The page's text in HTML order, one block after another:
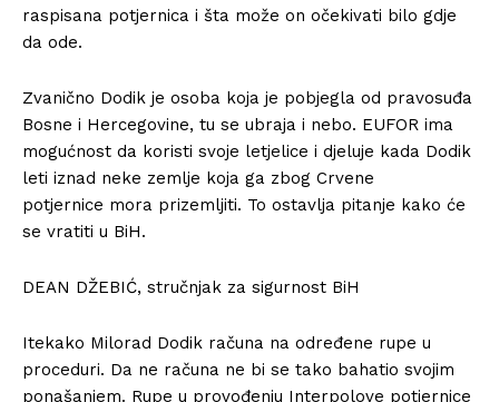
raspisana potjernica i šta može on očekivati bilo gdje
da ode.
Zvanično Dodik je osoba koja je pobjegla od pravosuđa
Bosne i Hercegovine, tu se ubraja i nebo. EUFOR ima
mogućnost da koristi svoje letjelice i djeluje kada Dodik
leti iznad neke zemlje koja ga zbog Crvene
potjernice mora prizemljiti. To ostavlja pitanje kako će
se vratiti u BiH.
DEAN DŽEBIĆ, stručnjak za sigurnost BiH
Itekako Milorad Dodik računa na određene rupe u
proceduri. Da ne računa ne bi se tako bahatio svojim
ponašanjem. Rupe u provođenju Interpolove potjernice